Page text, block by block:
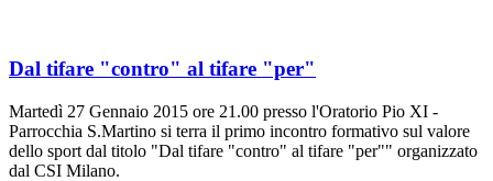
Dal tifare "contro" al tifare "per"
Martedì 27 Gennaio 2015 ore 21.00 presso l'Oratorio Pio XI -
Parrocchia S.Martino si terra il primo incontro formativo sul valore
dello sport dal titolo "Dal tifare "contro" al tifare "per"" organizzato
dal CSI Milano.